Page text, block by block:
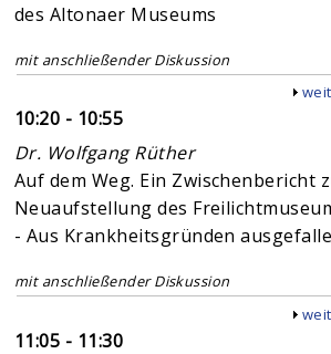
des Altonaer Museums
mit anschließender Diskussion
10:20 - 10:55
Dr. Wolfgang Rüther
Auf dem Weg. Ein Zwischenbericht
Neuaufstellung des
- Aus Krankheitsgründen
mit anschließender Diskussion
11:05 - 11:30